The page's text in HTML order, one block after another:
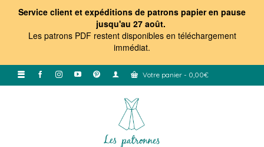
Service client et expéditions de patrons papier en pause
jusqu'au 27 août.
Les patrons PDF restent disponibles en téléchargement
immédiat.
Votre panier - 0,00€